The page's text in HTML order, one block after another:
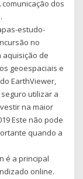
comunicação dos
estudo-
no
aquisição de
geoespaciais e
EarthViewer,
utilizar a
na maior
Este não pode
quando a
é a principal
online.